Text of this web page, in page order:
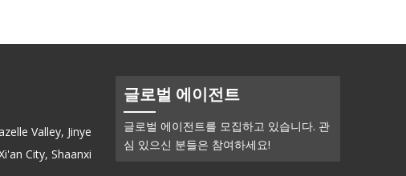
Valley, Jinye
City, Shaanxi
글로벌 에이전트
글로벌 에이전트를 모집하고 있습니다. 관
심 있으신 분들은 참여하세요!